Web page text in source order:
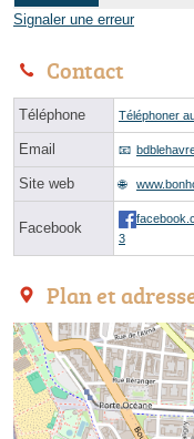
Signaler une erreur
Contact
Téléphone Téléphoner
Email
Site web
Facebook
3
Plan et